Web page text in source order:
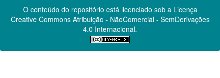
O conteúdo do repositório está licenciado sob a Licença
Creative CommonsAtribuição - NãoComercial - SemDerivações
4.0 Internacional.